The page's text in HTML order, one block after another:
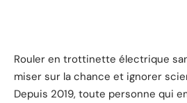
Rouler en trottinette électrique
miser sur la chance et ignorer
Depuis 2019, toute personne qui